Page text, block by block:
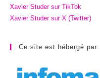
Xavier Studer sur TikTok
Xavier Studer sur X (Twitter)
Ce site est hébergé par: